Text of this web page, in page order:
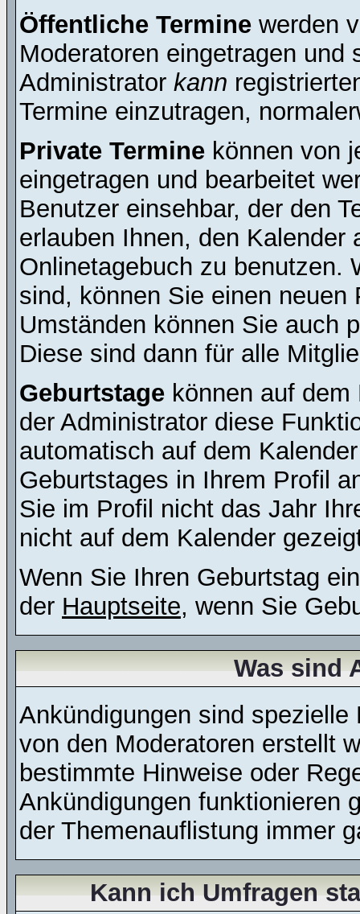
Öffentliche Termine werden
Moderatoren eingetragen und
Administrator kann
Termine einzutragen,
Private Termine können von
eingetragen und bearbeitet
Benutzer einsehbar, der den
erlauben Ihnen, den
Onlinetagebuch zu benutzen.
sind, können Sie einen neuen
Umständen können Sie auch
Diese sind dann für alle
Geburtstage können auf
der Administrator diese
automatisch auf dem
Geburtstages in Ihrem Profil
Sie im Profil nicht das Jahr
nicht auf dem Kalender
Wenn Sie Ihren Geburtstag
der Hauptseite, wenn Sie
Was sind
Ankündigungen sind
von den Moderatoren erstellt
bestimmte Hinweise oder
Ankündigungen funktionieren
der Themenauflistung immer
Kann ich Umfragen